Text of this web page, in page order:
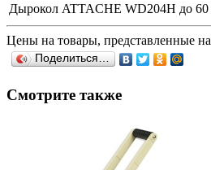
Дырокол ATTACHE WD204H до 60
Цены на товары, представленные на
Поделиться…
Смотрите также